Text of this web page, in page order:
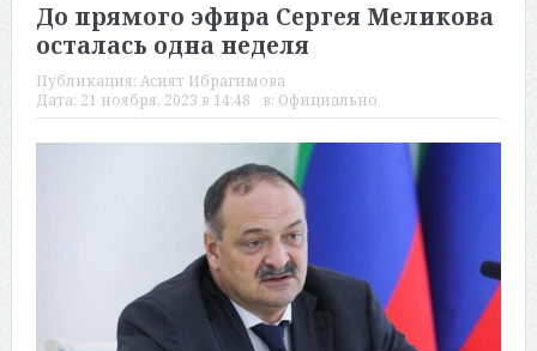
До прямого эфира Сергея Меликова
осталась одна неделя
Публикация: Асият Ибрагимова
Дата: 21 ноября, 2023 в 14:48 в: Официально